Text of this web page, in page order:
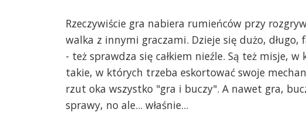
Rzeczywiście gra nabiera rumieńców przy
walka z innymi graczami. Dzieje się dużo,
- też sprawdza się całkiem nieźle. Są też misje,
takie, w których trzeba eskortować swoje
rzut oka wszystko "gra i buczy". A nawet gra,
sprawy, no ale... właśnie...